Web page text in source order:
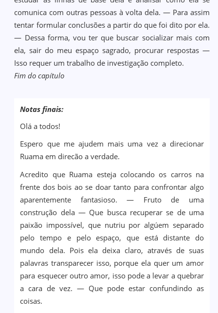
comunica com outras pessoas à volta dela. — Para assim
tentar formular conclusões a partir do que foi dito por ela.
— Dessa forma, vou ter que buscar socializar mais com
ela, sair do meu espaço sagrado, procurar respostas —
Isso requer um trabalho de investigação completo.
Fim do capítulo
Notas finais:
Olá a todos!
Espero que me ajudem mais uma vez a direcionar
Ruama em direcão a verdade.
Acredito que Ruama esteja colocando os carros na
frente dos bois ao se doar tanto para confrontar algo
aparentemente fantasioso. — Fruto de uma
construção dela — Que busca recuperar se de uma
paixão impossível, que nutriu por algúem separado
pelo tempo e pelo espaço, que está distante do
mundo dela. Pois ela deixa claro, através de suas
palavras transparecer isso, porque ela quer um amor
para esquecer outro amor, isso pode a levar a quebrar
a cara de vez. — Que pode estar confundindo as
coisas.